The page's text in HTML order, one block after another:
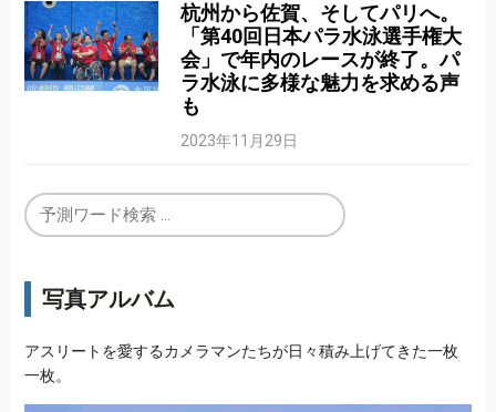
杭州から佐賀、そしてパリへ。
「第40回日本パラ水泳選手権大
会」で年内のレースが終了。パ
ラ水泳に多様な魅力を求める声
も
2023年11月29日
写真アルバム
アスリートを愛するカメラマンたちが日々積み上げてきた一枚
一枚。